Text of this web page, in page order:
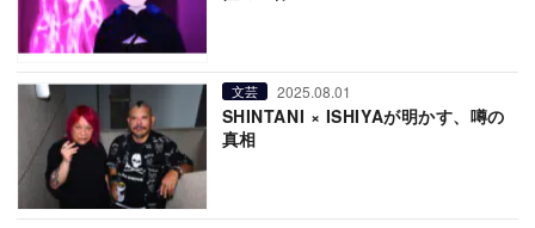
文芸 2025.08.01
SHINTANI × ISHIYAが明かす、噂の
真相